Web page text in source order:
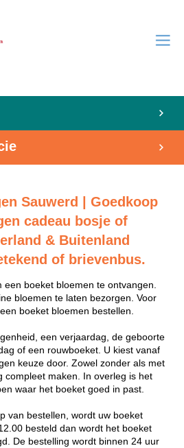
Sauwerd | Goedkoop
cadeau bosje of
& Buitenland
of brievenbus.
boeket bloemen te ontvangen.
bloemen te laten bezorgen. Voor
boeket bloemen bestellen.
een verjaardag, de geboorte
of een rouwboeket. U kiest vanaf
keuze door. Zowel zonder als met
compleet maken. In overleg is het
waar het boeket goed in past.
van bestellen, wordt uw boeket
besteld dan wordt het boeket
De bestelling wordt binnen 24 uur